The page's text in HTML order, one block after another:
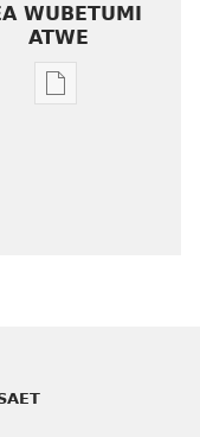
WUBETUMI
ATWE
Baabi